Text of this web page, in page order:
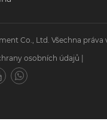
Co., Ltd. Všechna práva
osobních údajů